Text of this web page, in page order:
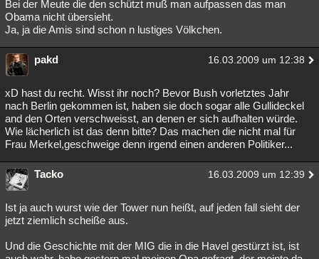
Bei der Meute die den schützt muß man aufpassen das man
Obama nicht übersieht.
Ja, ja die Amis sind schon n lustiges Völkchen.
pakd 16.03.2009 um 12:38
xD hast du recht. Wisst ihr noch? Bevor Bush vorletztes Jahr
nach Berlin gekommen ist, haben sie doch sogar alle Gullideckel
and den Orten verschweisst, an denen er sich aufhalten würde.
Wie lächerlich ist das denn bitte? Das machen die nicht mal für
Frau Merkel,geschweige denn irgend einen anderen Politiker...
Tacko 16.03.2009 um 12:39
Ist ja auch wurst wie der Tower nun heißt, auf jeden fall sieht der
jetzt ziemlich scheiße aus.
Und die Geschichte mit der MIG die in die Havel gestürzt ist, ist